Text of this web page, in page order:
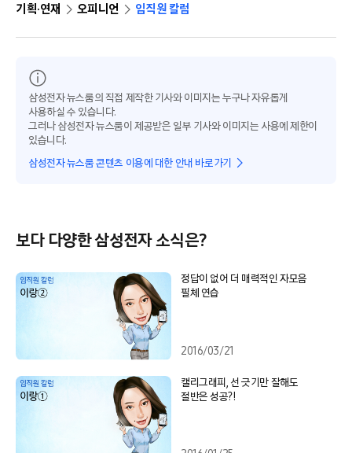
기획·연재
오피니언 임직원 칼럼
삼성전자 뉴스룸의 직접 제작한 기사와 이미지는 누구나 자유롭게
사용하실 수 있습니다.
그러나 삼성전자 뉴스룸이 제공받은 일부 기사와 이미지는 사용에 제한이
있습니다.
삼성전자 뉴스룸 콘텐츠 이용에 대한 안내 바로가기
보다 다양한 삼성전자 소식은?
정답이 없어 더 매력적인 자모음
필체 연습
2016/03/21
캘리그래피, 선 긋기만 잘해도
절반은 성공?!